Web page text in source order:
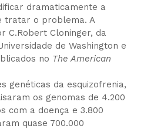
dramaticamente a
tratar o problema. A
C.Robert Cloninger, da
de Washington e
no The American
genéticas da esquizofrenia,
os genomas de 4.200
com a doença e 3.800
quase 700.000